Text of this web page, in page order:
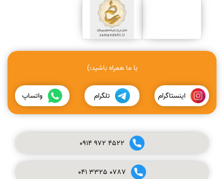
با ما همراه باشید:)
اینستاگرام تلگرام واتساپ
0914972 4522
041 3325 0787